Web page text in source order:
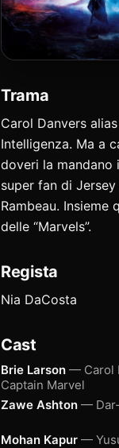
Trama
Carol Danvers
Intelligenza. Ma a
doveri la mandano
super fan di
Rambeau. Insieme
delle “Marvels”.
Regista
Nia DaCosta
Cast
Brie Larson — Carol
Captain Marvel
Zawe Ashton —
Mohan Kapur —